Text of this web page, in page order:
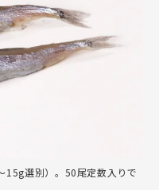
15g選別）。50尾定数入りで